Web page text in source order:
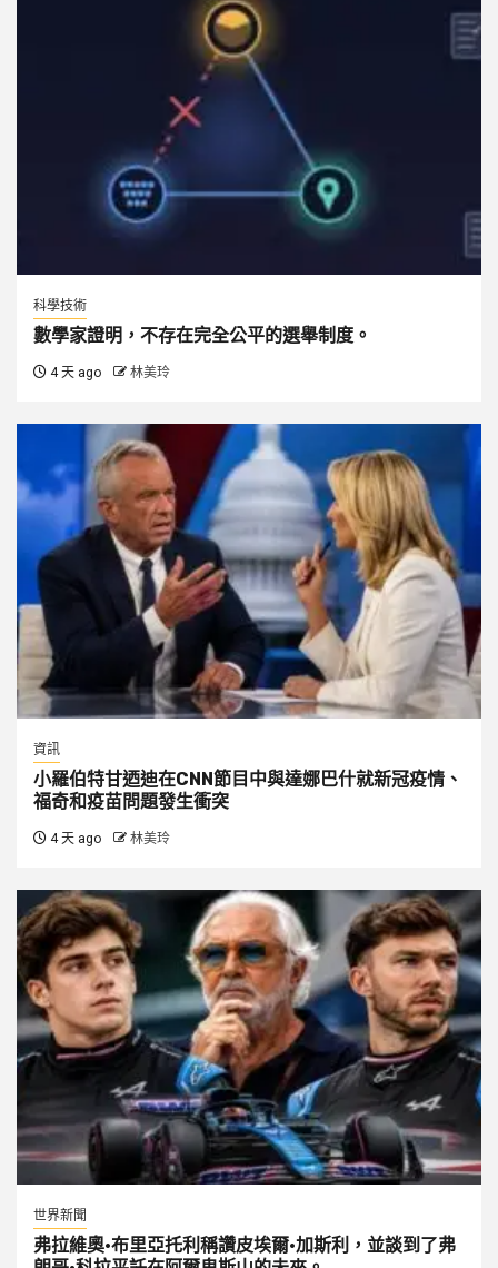
科學技術
數學家證明，不存在完全公平的選舉制度。
4 天 ago 林美玲
資訊
小羅伯特甘迺迪在CNN節目中與達娜巴什就新冠疫情、
福奇和疫苗問題發生衝突
4 天 ago 林美玲
世界新聞
弗拉維奧·布里亞托利稱讚皮埃爾·加斯利，並談到了弗